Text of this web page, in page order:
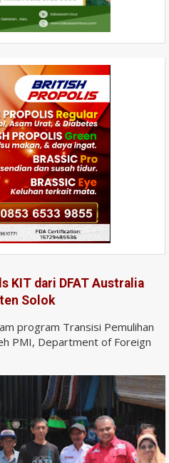
KIT dari DFAT Australia
Solok
program Transisi Pemulihan
PMI, Department of Foreign